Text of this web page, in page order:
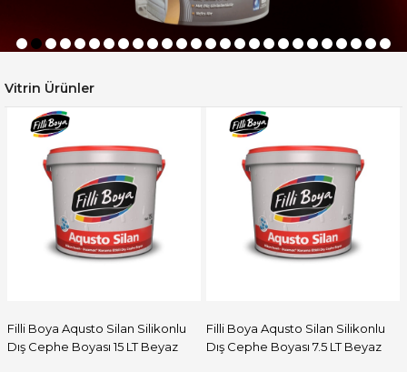
Vitrin Ürünler
Filli Boya Aqusto Silan Silikonlu
Dış Cephe Boyası 15 LT Beyaz
Filli Boya Aqusto Silan Silikonlu
Dış Cephe Boyası 7.5 LT Beyaz